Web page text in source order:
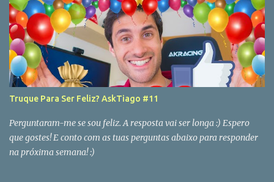
Truque Para Ser Feliz? AskTiago #11
Perguntaram-me se sou feliz. A resposta vai ser longa :) Espero
que gostes! E conto com as tuas perguntas abaixo para responder
na próxima semana! :)